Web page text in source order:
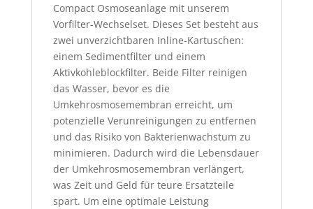
Compact Osmoseanlage mit unserem
Vorfilter-Wechselset. Dieses Set besteht aus
zwei unverzichtbaren Inline-Kartuschen:
einem Sedimentfilter und einem
Aktivkohleblockfilter. Beide Filter reinigen
das Wasser, bevor es die
Umkehrosmosemembran erreicht, um
potenzielle Verunreinigungen zu entfernen
und das Risiko von Bakterienwachstum zu
minimieren. Dadurch wird die Lebensdauer
der Umkehrosmosemembran verlängert,
was Zeit und Geld für teure Ersatzteile
spart. Um eine optimale Leistung